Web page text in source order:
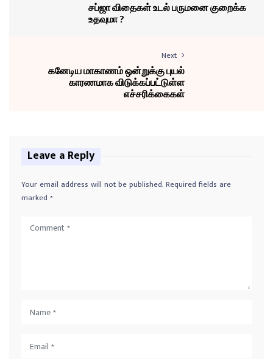
சப்ஜா விதைகள் உடல் பருமனை குறைக்க
உதவுமா ?
Next
கனேடிய மாகாணம் ஒன்றுக்கு புயல்
காரணமாக விடுக்கப்பட்டுள்ள
எச்சரிக்கைகள்
Leave a Reply
Your email address will not be published.Required fields are
marked *